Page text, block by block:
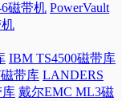
6磁带机 PowerVault
机
IBM TS4500磁带库
带库 LANDERS
库 戴尔EMC ML3磁